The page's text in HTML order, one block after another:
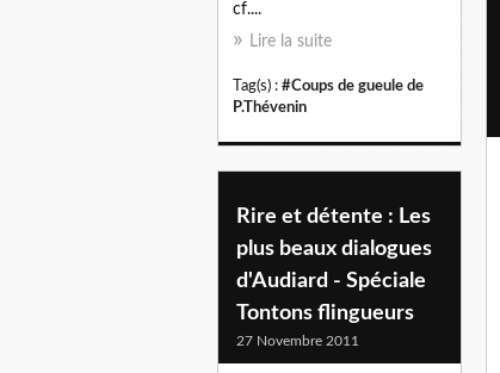
cf....
Lire la suite
Tag(s) : #Coups de gueule de
P.Thévenin
Rire et détente : Les
plus beaux dialogues
d'Audiard - Spéciale
Tontons flingueurs
27 Novembre 2011